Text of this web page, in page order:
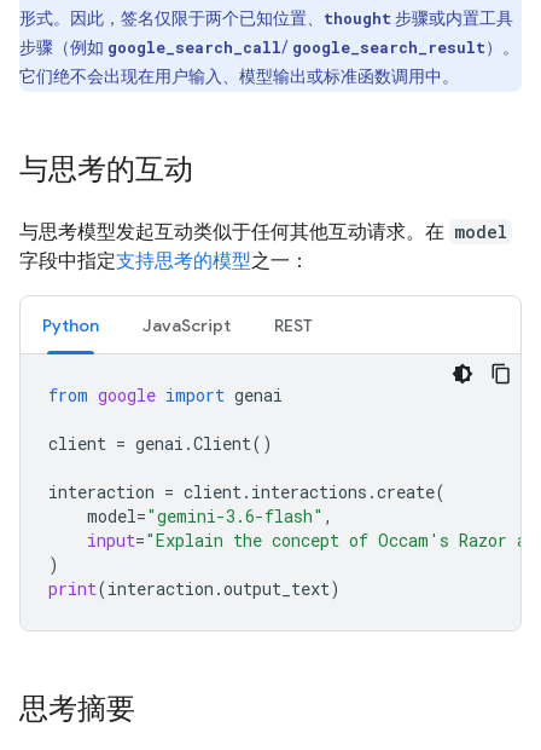
形式。因此，签名仅限于两个已知位置、 thought 步骤或内置工具
步骤（例如 google_search_call/ google_search_result）。
它们绝不会出现在用户输入、模型输出或标准函数调用中。
与思考的互动
与思考模型发起互动类似于任何其他互动请求。在 model
字段中指定支持思考的模型之一：
Python JavaScript REST
from google import genai
client = genai .Client()
interaction = client. interactions .create(
model="gemini-3.6-flash" ,
input="Explain the concept of Occam's Razor
)
print(interaction .output_text)
思考摘要